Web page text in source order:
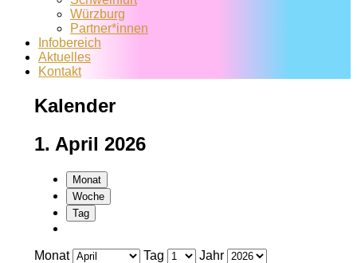
Würzburg
Partner*innen
Infobereich
Aktuelles
Kontakt
Kalender
1. April 2026
Monat
Woche
Tag
Monat Tag Jahr